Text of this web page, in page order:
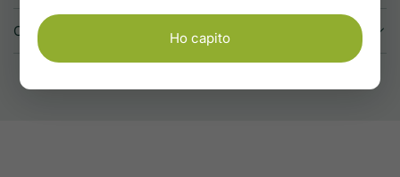
Ho capito
CONDIZIONI DI VENDITA